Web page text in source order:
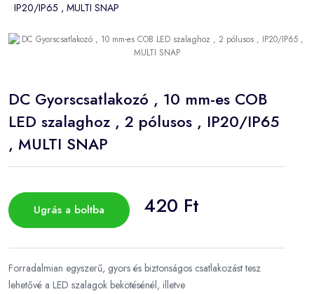
IP20/IP65 , MULTI SNAP
DC Gyorscsatlakozó , 10 mm-es COB
LED szalaghoz , 2 pólusos , IP20/IP65
, MULTI SNAP
Ugrás a boltba 420 Ft
Forradalmian egyszerű, gyors és biztonságos csatlakozást tesz
lehetővé a LED szalagok bekötésénél, illetve